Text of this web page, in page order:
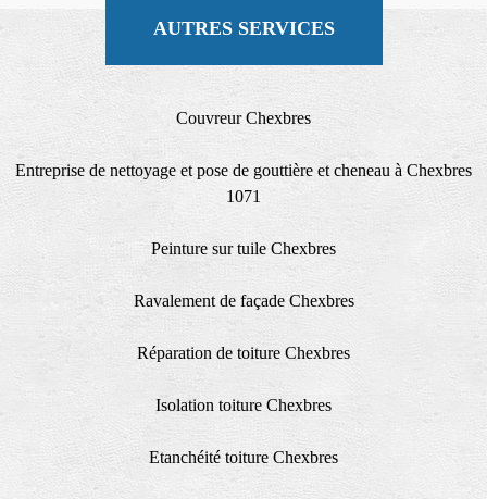
AUTRES SERVICES
Couvreur Chexbres
Entreprise de nettoyage et pose de gouttière et cheneau à Chexbres
1071
Peinture sur tuile Chexbres
Ravalement de façade Chexbres
Réparation de toiture Chexbres
Isolation toiture Chexbres
Etanchéité toiture Chexbres